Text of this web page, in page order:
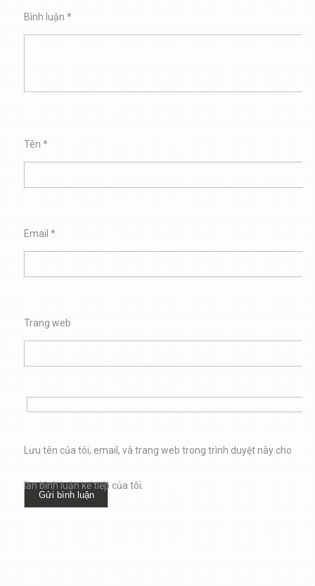
Bình luận*
Tên*
Email*
Trang web
Lưu tên của tôi, email, và trang web trong trình duyệt này cho
lần bình luận kế tiếp của tôi.